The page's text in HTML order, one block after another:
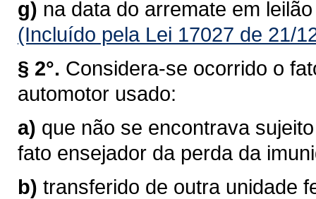
g) na data do arremate em
(Incluído pela Lei 17027 de 21/
§ 2°. Considera-se ocorrido o
automotor usado:
a) que não se encontrava
fato ensejador da perda da
b) transferido de outra unidade